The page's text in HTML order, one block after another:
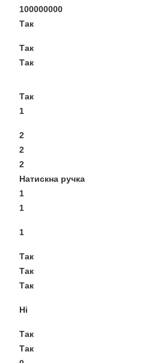
100000000
Так
Так
Так
Так
1
2
2
2
Натискна ручка
1
1
1
Так
Так
Так
Ні
Так
Так